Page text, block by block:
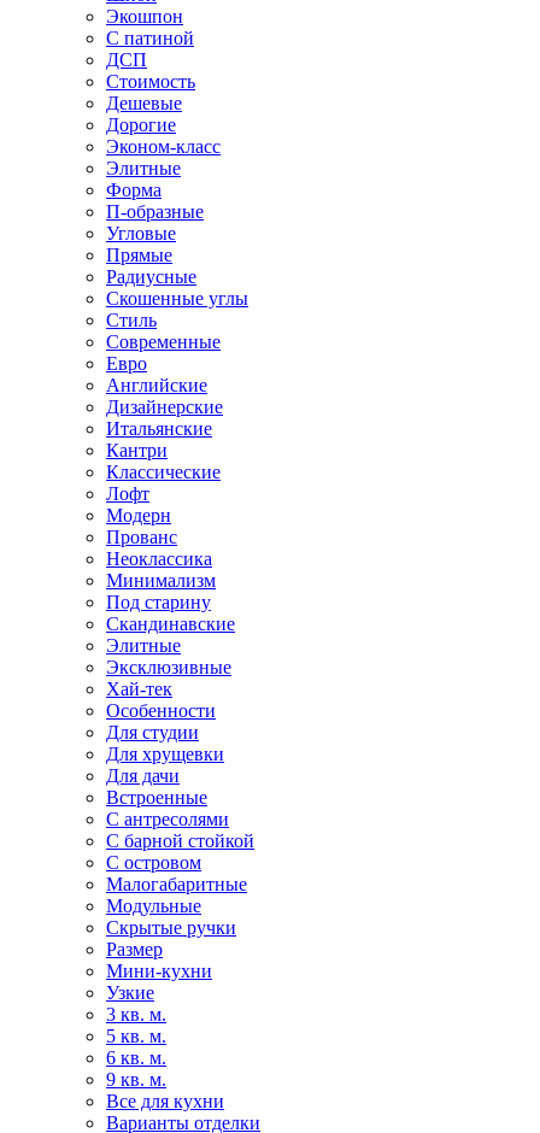
Экошпон
С патиной
ДСП
Стоимость
Дешевые
Дорогие
Эконом-класс
Элитные
Форма
П-образные
Угловые
Прямые
Радиусные
Скошенные углы
Стиль
Современные
Евро
Английские
Дизайнерские
Итальянские
Кантри
Классические
Лофт
Модерн
Прованс
Неоклассика
Минимализм
Под старину
Скандинавские
Элитные
Эксклюзивные
Хай-тек
Особенности
Для студии
Для хрущевки
Для дачи
Встроенные
С антресолями
С барной стойкой
С островом
Малогабаритные
Модульные
Скрытые ручки
Размер
Мини-кухни
Узкие
3 кв. м.
5 кв. м.
6 кв. м.
9 кв. м.
Все для кухни
Варианты отделки